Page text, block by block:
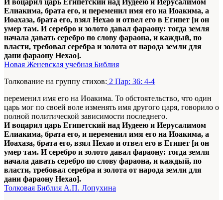
И воцарил царь Египетский над Иудеею и Иерусалимом
Елиакима, брата его, и переменил имя его на Иоакима, а
Иоахаза, брата его, взял Нехао и отвел его в Египет [и он
умер там. И серебро и золото давал фараону: тогда земля
начала давать серебро по слову фараона, и каждый, по
власти, требовал серебра и золота от народа земли для
дани фараону Нехао].
Новая Женевская учебная Библия
Толкование на группу стихов: 2 Пар: 36: 4-4
переменил имя его на Иоакима. То обстоятельство, что один
царь мог по своей воле изменять имя другого царя, говорило о
полной политической зависимости последнего.
И воцарил царь Египетский над Иудеею и Иерусалимом
Елиакима, брата его, и переменил имя его на Иоакима, а
Иоахаза, брата его, взял Нехао и отвел его в Египет [и он
умер там. И серебро и золото давал фараону: тогда земля
начала давать серебро по слову фараона, и каждый, по
власти, требовал серебра и золота от народа земли для
дани фараону Нехао].
Толковая Библия А.П. Лопухина